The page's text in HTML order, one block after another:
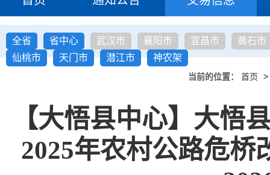
全省 省中心 武汉市 襄阳市 宜昌市
黄石市
仙桃市
天门市 潜江市 神农架
当前的位置： 首页 >
【大悟县中心】大悟
2025年农村公路危桥